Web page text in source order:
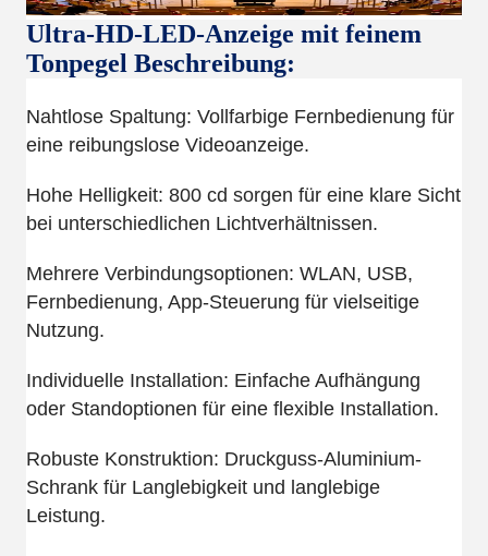
Ultra-HD-LED-Anzeige mit feinem
Tonpegel Beschreibung:
Nahtlose Spaltung: Vollfarbige Fernbedienung für
eine reibungslose Videoanzeige.
Hohe Helligkeit: 800 cd sorgen für eine klare Sicht
bei unterschiedlichen Lichtverhältnissen.
Mehrere Verbindungsoptionen: WLAN, USB,
Fernbedienung, App-Steuerung für vielseitige
Nutzung.
Individuelle Installation: Einfache Aufhängung
oder Standoptionen für eine flexible Installation.
Robuste Konstruktion: Druckguss-Aluminium-
Schrank für Langlebigkeit und langlebige
Leistung.